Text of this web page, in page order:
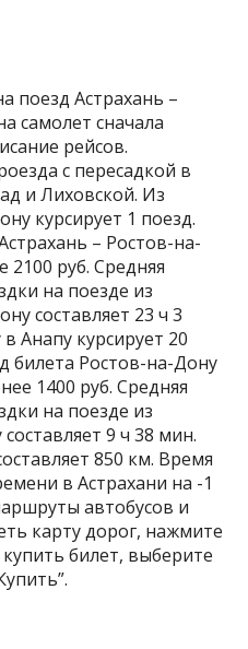
поезд Астрахань –
самолет сначала
рейсов.
с пересадкой в
и Лиховской. Из
курсирует 1 поезд.
– Ростов-на-
2100 руб. Средняя
на поезде из
составляет 23 ч 3
Анапу курсирует 20
билета Ростов-на-Дону
1400 руб. Средняя
на поезде из
9 ч 38 мин.
850 км. Время
в Астрахани на -1
автобусов и
карту дорог, нажмите
билет, выберите